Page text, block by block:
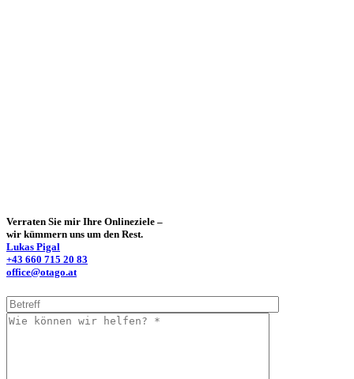
Verraten Sie mir Ihre Onlineziele –
wir kümmern uns um den Rest.
Lukas Pigal
+43 660 715 20 83
office@otago.at